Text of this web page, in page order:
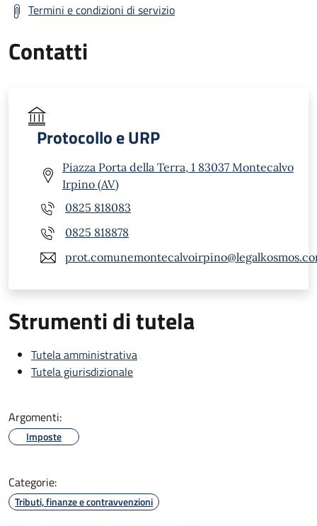
Termini e condizioni di servizio
Contatti
Protocollo e URP
Piazza Porta della Terra, 1 83037 Montecalvo
Irpino (AV)
0825 818083
0825 818878
Strumenti di tutela
Tutela amministrativa
Tutela giurisdizionale
Argomenti:
Imposte
Categorie:
Tributi, finanze e contravvenzioni